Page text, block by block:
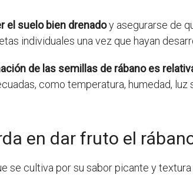
el suelo bien drenadoy asegurarse de
individuales una vez que hayan
de las semillas de rábano es
como temperatura, humedad,
en dar fruto el
se cultiva por su sabor picante y